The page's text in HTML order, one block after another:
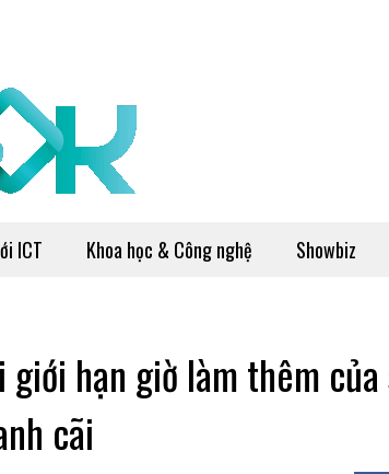
ICT Khoa học & Công nghệ Showbiz
giới hạn giờ làm thêm
cãi